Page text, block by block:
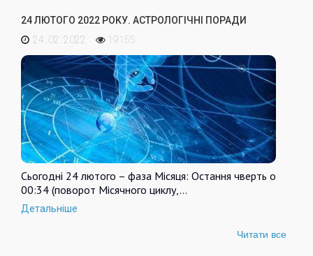
24 ЛЮТОГО 2022 РОКУ. АСТРОЛОГІЧНІ ПОРАДИ
24. 02. 2022
19155
Сьогодні 24 лютого – фаза Місяця: Остання чверть о
00:34 (поворот Місячного циклу,…
Детальніше
Читати все